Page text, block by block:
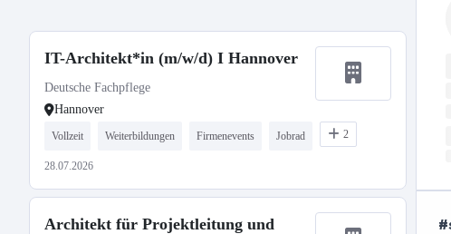
IT-Architekt*in (m/w/d) I Hannover
Deutsche Fachpflege
Hannover
Vollzeit Weiterbildungen Firmenevents Jobrad 2
28.07.2026
Architekt für Projektleitung und